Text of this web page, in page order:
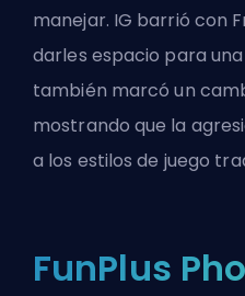
manejar. IG barrió con
darles espacio para
también marcó un
mostrando que la
a los estilos de juego
FunPlus